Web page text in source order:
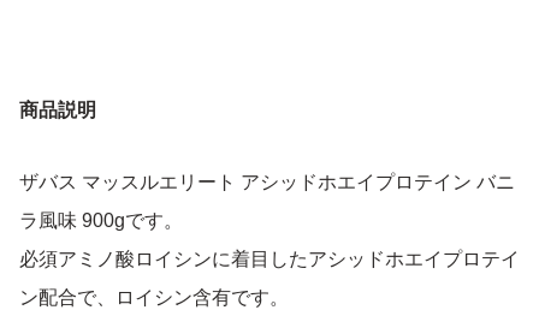
商品説明
ザバス マッスルエリート アシッドホエイプロテイン バニ
ラ風味 900gです。
必須アミノ酸ロイシンに着目したアシッドホエイプロテイ
ン配合で、ロイシン含有です。